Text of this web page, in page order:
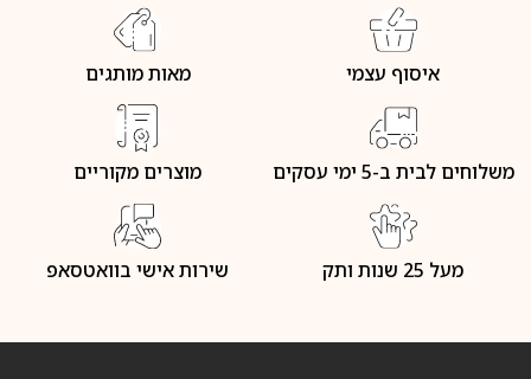
איסוף עצמי מאות מותגים
משלוחים לבית ב-5 ימי עסקים מוצרים מקוריים
מעל 25 שנות ותק שירות אישי בוואטסאפ